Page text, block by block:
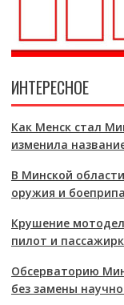
ИНТЕРЕСНОЕ
Как Менск стал
изменила
В Минской
оружия и
Крушение
пилот и
Обсерваторию
без замены